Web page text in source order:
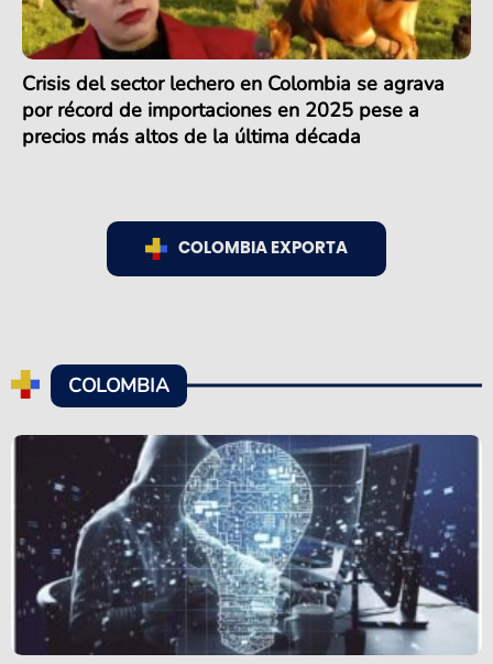
Crisis del sector lechero en Colombia se agrava
por récord de importaciones en 2025 pese a
precios más altos de la última década
COLOMBIA EXPORTA
COLOMBIA